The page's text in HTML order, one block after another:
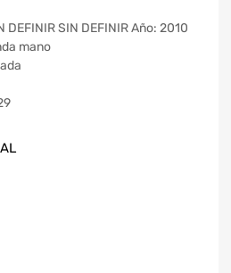
DEFINIR SIN DEFINIR Año: 2010
mano